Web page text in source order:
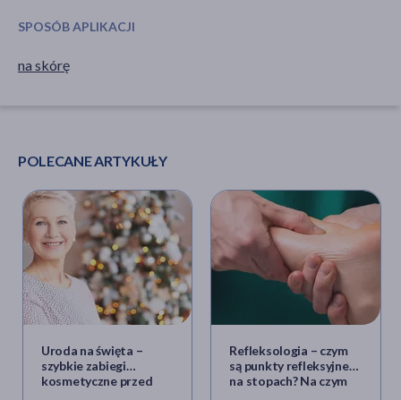
SPOSÓB APLIKACJI
na skórę
POLECANE ARTYKUŁY
Uroda na święta –
szybkie zabiegi
kosmetyczne przed
Refleksologia – czym
są punkty refleksyjne
na stopach? Na czym